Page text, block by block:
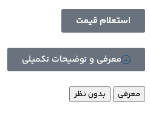
استعلام قیمت
معرفی و توضیحات تکمیلی
بدون نظر